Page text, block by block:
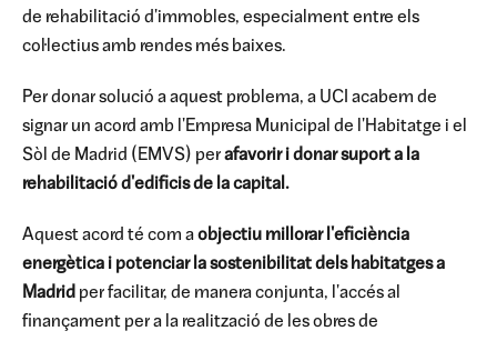
de rehabilitació d'immobles, especialment entre els
col·lectius amb rendes més baixes.
Per donar solució a aquest problema, a UCI acabem de
signar un acord amb l'Empresa Municipal de l'Habitatge i el
Sòl de Madrid (EMVS) perafavorir i donar suport a la
rehabilitació d'edificis de la capital.
Aquest acord té com aobjectiu millorar l'eficiència
energètica i potenciar la sostenibilitat dels habitatges a
Madrid per facilitar, de manera conjunta, l'accés al
finançament per a la realització de les obres de